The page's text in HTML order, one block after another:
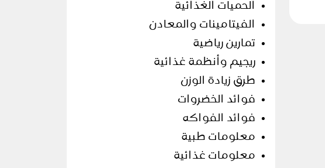
الحميات الغذائية
الفيتامينات والمعادن
تمارين رياضية
ريجيم وأنظمة غذائية
طرق زيادة الوزن
فوائد الخضروات
فوائد الفواكه
معلومات طبية
معلومات غذائية